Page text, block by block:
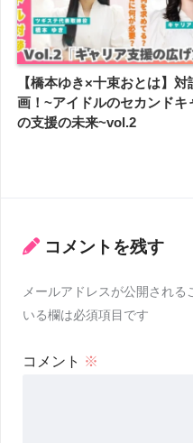
【橋本ゆき×十束おとは】対
画！~アイドルのセカンドキ
の支援の未来~vol.2
コメントを残す
メールアドレスが公開される
いる欄は必須項目です
コメント ※